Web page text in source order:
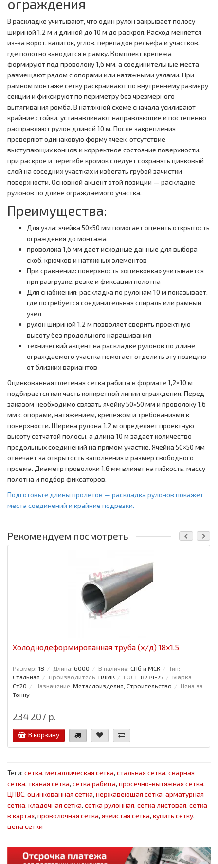
ограждения
В раскладке учитывают, что один рулон закрывает полосу
шириной 1,2 м и длиной до 10 м до раскроя. Расход меняется
из-за ворот, калиток, углов, перепадов рельефа и участков,
где полотно заводится в рамку. Комплект крепежа
формируют под проволоку 1,6 мм, а соединительные места
размещают рядом с опорами или натяжными узлами. При
рамном монтаже сетку раскраивают по внутреннему размеру
секции и фиксируют по периметру без чрезмерного
вытягивания ромба. В натяжной схеме сначала усиливают
крайние стойки, устанавливают направляющие и постепенно
расправляют рулон длиной 10 м. После закрепления
проверяют одинаковую форму ячеек, отсутствие
выступающих концов и корректное состояние поверхности;
при раскрое и перегибе кромок следует сохранять цинковый
слой на соседних участках и избегать грубой зачистки
поверхности. Основной акцент этой позиции — раскладке
рулонов по длине ограждаемого участка.
Преимущества:
Для узла: ячейка 50×50 мм помогает оценить открытость
ограждения до монтажа
проволока 1,6 мм дает исходные данные для выбора
скоб, крючков и натяжных элементов
При сравнении: поверхность «оцинковка» учитывается
при разгрузке, резке и фиксации полотна
Для снабжения: раскладка по рулонам 10 м показывает,
где потребуется соединительная спираль или рамный
узел
рулон шириной 1,2 м позволяет сверить проектную
высоту без продольного наращивания
технический акцент на раскладке рулонов по длине
ограждаемого участка помогает отделить эту позицию
от близких вариантов
Оцинкованная плетеная сетка рабица в формате 1,2×10 м
подбирается как часть конкретной линии ограждения. Перед
заказом необходимо связать ячейку 50×50 мм и проволоку 1,6
мм с опорами, натяжением, крепежом и требованиями к
поверхности. Ширина рулона 1,2 м определяет проектную
высоту сетчатой полосы, а длина 10 м задает количество
продольных соединений на прямом участке. Ячейка 50×50 мм
отвечает за открытость заполнения и размер свободного
проема. Диаметр проволоки 1,6 мм влияет на гибкость, массу
полотна и подбор фиксаторов.
Подготовьте длины пролетов — раскладка рулонов покажет
места соединений и крайние подрезки.
Рекомендуем посмотреть
Холоднодеформированная труба (х/д) 18x1.5
Размер: 18 Длина: 6000 В наличие: СПб и МСК
Тип:
Стальная
Производитель: НЛМК ГОСТ: 8734-75
Марка:
Ст20
Назначение: Металлоизделия, Строительство
Цена за:
Тонну
234 207 р.
В корзину
Теги: сетка, металлическая сетка, стальная сетка, сварная
сетка, тканая сетка, сетка рабица, просечно-вытяжная сетка,
ЦПВС, оцинкованная сетка, нержавеющая сетка, арматурная
сетка, кладочная сетка, сетка рулонная, сетка листовая, сетка
в картах, проволочная сетка, ячеистая сетка, купить сетку,
цена сетки